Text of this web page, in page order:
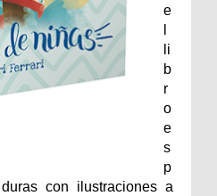
e
li
b
r
o
e
s
p
con ilustraciones a